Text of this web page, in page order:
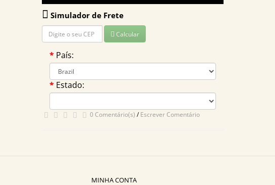
Simulador de Frete
Calcular
País:
Estado:
0 Comentário(s) /Escrever Comentário
MINHA CONTA